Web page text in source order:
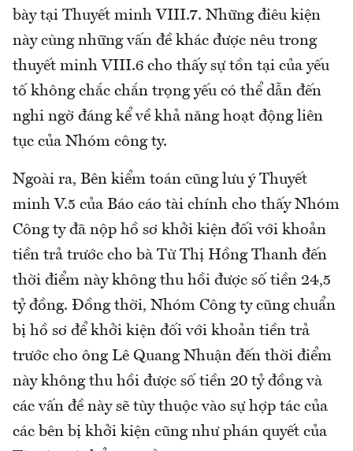
bày tại Thuyết minh VIII.7. Những điêu kiện
này cùng những vấn đề khác được nêu trong
thuyết minh VIII.6 cho thấy sự tồn tại của yếu
tố không chắc chắn trọng yếu có thể dẫn đến
nghi ngờ đáng kể về khả năng hoạt động liên
tục của Nhóm công ty.
Ngoài ra, Bên kiểm toán cũng lưu ý Thuyết
minh V.5 của Báo cáo tài chính cho thấy Nhóm
Công ty đã nộp hồ sơ khởi kiện đối với khoản
tiền trả trước cho bà Từ Thị Hồng Thanh đến
thời điểm này không thu hồi được số tiền 24,5
tỷ đồng. Đồng thời, Nhóm Công ty cũng chuẩn
bị hồ sơ để khởi kiện đối với khoản tiền trả
trước cho ông Lê Quang Nhuận đến thời điểm
này không thu hồi được số tiền 20 tỷ đồng và
các vấn đề này sẽ tùy thuộc vào sự hợp tác của
các bên bị khởi kiện cũng như phán quyết của